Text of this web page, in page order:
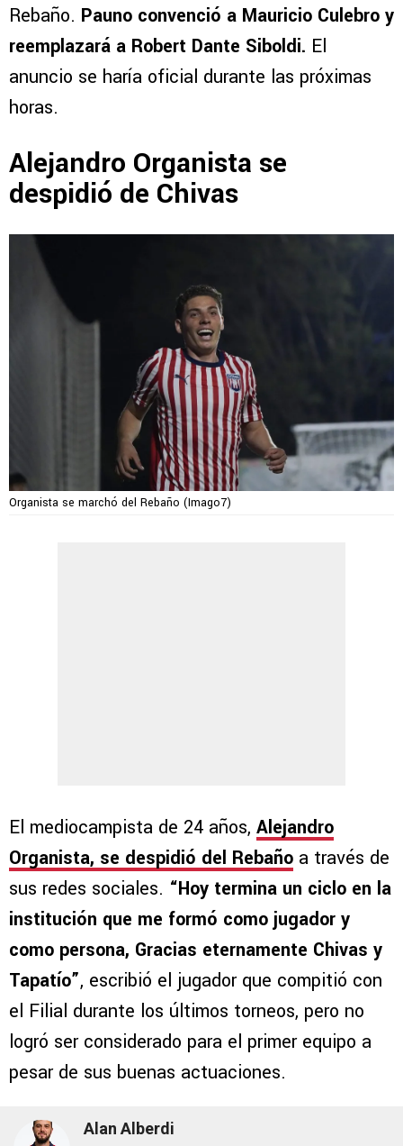
Rebaño. Pauno convenció a Mauricio Culebro y
reemplazará a Robert Dante Siboldi. El
anuncio se haría oficial durante las próximas
horas.
Alejandro Organista se
despidió de Chivas
Organista se marchó del Rebaño (Imago7)
El mediocampista de 24 años, Alejandro
Organista, se despidió del Rebaño a través de
sus redes sociales. “Hoy termina un ciclo en la
institución que me formó como jugador y
como persona, Gracias eternamente Chivas y
Tapatío”, escribió el jugador que compitió con
el Filial durante los últimos torneos, pero no
logró ser considerado para el primer equipo a
pesar de sus buenas actuaciones.
Alan Alberdi